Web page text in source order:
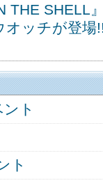
THE SHELL
オッチが登場
ト
ト